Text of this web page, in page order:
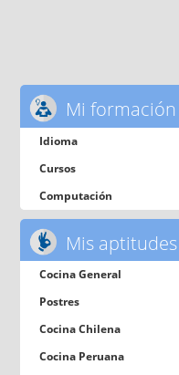
Mi formación
Idioma
Cursos
Computación
Mis
Cocina General
Postres
Cocina Chilena
Cocina Peruana